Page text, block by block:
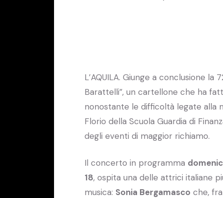
L’AQUILA. Giunge a conclusione
Barattelli”, un cartellone che ha
nonostante le difficoltà legate alla
Florio della Scuola Guardia di
degli eventi di maggior richiamo.
Il concerto in programma
18, ospita una delle attrici italiane
musica: Sonia Bergamasco che,